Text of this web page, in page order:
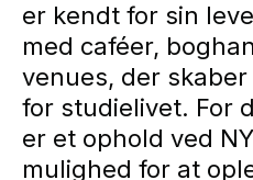
er kendt for sin
med caféer,
venues, der
for studielivet. For
er et ophold ved
mulighed for at